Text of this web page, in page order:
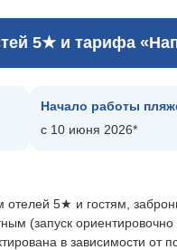
Правила
Promo
Оценка
5★ и тарифа
Начало работы
с 10 июня 2026*
отелей 5★ и гостям,
(запуск
в зависимости от